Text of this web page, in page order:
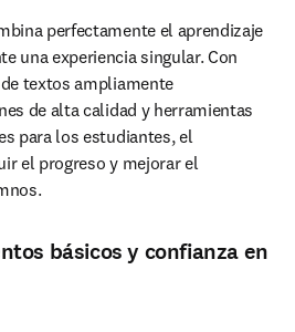
perfectamente el aprendizaje
una experiencia singular. Con
textos ampliamente
de alta calidad y herramientas
para los estudiantes, el
el progreso y mejorar el
básicos y confianza en